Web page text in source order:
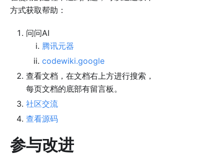
方式获取帮助：
问问AI
腾讯元器
codewiki.google
查看文档，在文档右上方进行搜索，
每页文档的底部有留言板。
社区交流
查看源码
参与改进